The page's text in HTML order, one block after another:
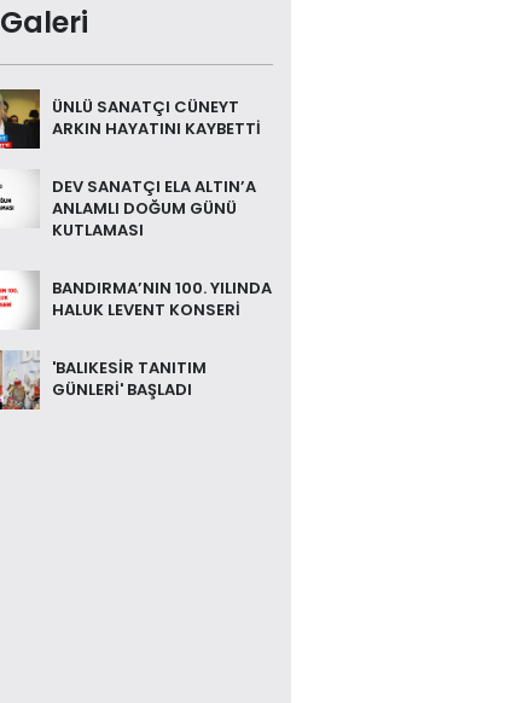
ÜNLÜ SANATÇI CÜNEYT
ARKIN HAYATINI KAYBETTİ
DEV SANATÇI ELA ALTIN’A
ANLAMLI DOĞUM GÜNÜ
KUTLAMASI
BANDIRMA’NIN 100. YILINDA
HALUK LEVENT KONSERİ
'BALIKESİR TANITIM
GÜNLERİ' BAŞLADI